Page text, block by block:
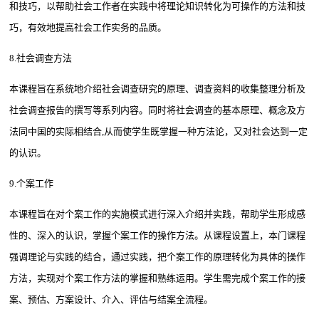
和技巧，以帮助社会工作者在实践中将理论知识转化为可操作的方法和技
巧，有效地提高社会工作实务的品质。
8.社会调查方法
本课程旨在系统地介绍社会调查研究的原理、调查资料的收集整理分析及
社会调查报告的撰写等系列内容。同时将社会调查的基本原理、概念及方
法同中国的实际相结合,从而使学生既掌握一种方法论，又对社会达到一定
的认识。
9.个案工作
本课程旨在对个案工作的实施模式进行深入介绍并实践，帮助学生形成感
性的、深入的认识，掌握个案工作的操作方法。从课程设置上，本门课程
强调理论与实践的结合，通过实践，把个案工作的原理转化为具体的操作
方法，实现对个案工作方法的掌握和熟练运用。学生需完成个案工作的接
案、预估、方案设计、介入、评估与结案全流程。